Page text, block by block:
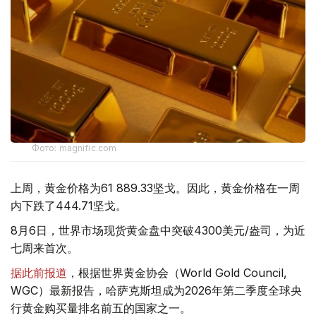
Фото: magnific.com
上周，黄金价格为61 889.33坚戈。因此，黄金价格在一周
内下跌了444.71坚戈。
8月6日，世界市场现货黄金盘中突破4300美元/盎司，为近
七周来首次。
据此前报道 ，根据世界黄金协会（World Gold Council,
WGC）最新报告，哈萨克斯坦成为2026年第二季度全球央
行黄金购买量排名前五的国家之一。